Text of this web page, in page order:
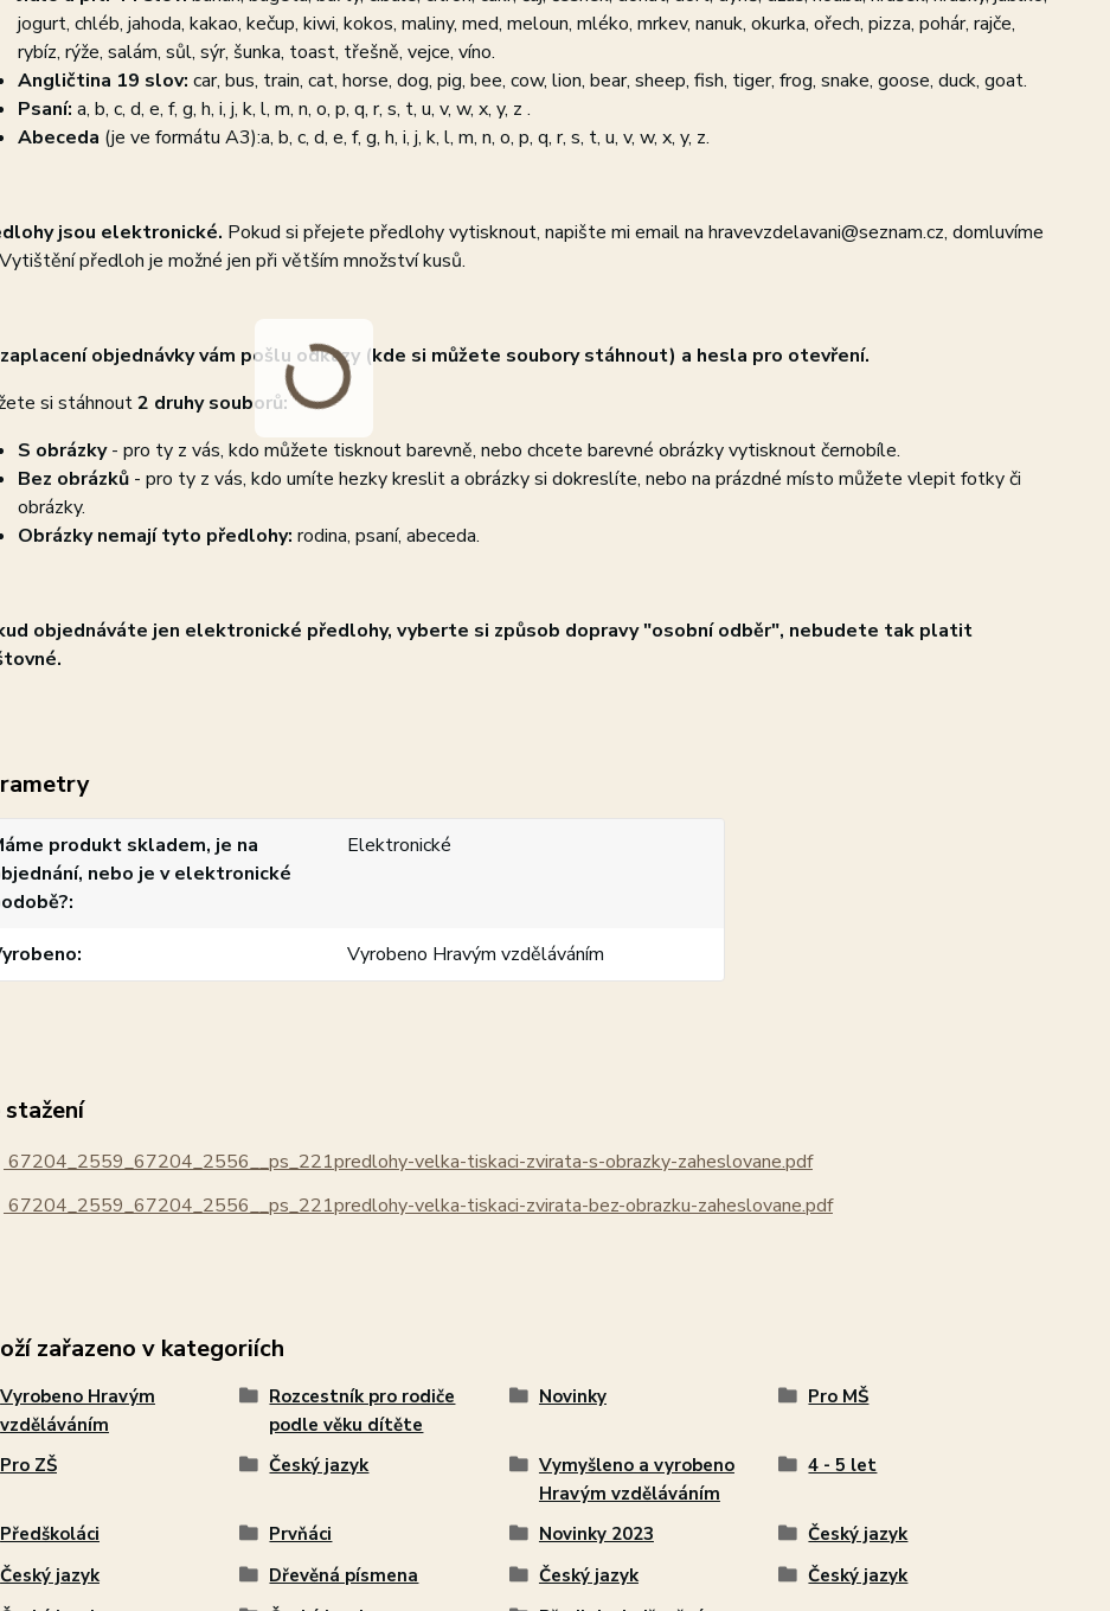
jogurt, chléb, jahoda, kakao, kečup, kiwi, kokos, maliny, med, meloun, mléko, mrkev, nanuk, okurka, ořech, pizza, pohár, rajče,
rybíz, rýže, salám, sůl, sýr, šunka, toast, třešně, vejce, víno.
Angličtina 19 slov: car, bus, train, cat, horse, dog, pig, bee, cow, lion, bear, sheep, fish, tiger, frog, snake, goose, duck, goat.
Psaní: a, b, c, d, e, f, g, h, i, j, k, l, m, n, o, p, q, r, s, t, u, v, w, x, y, z .
Abeceda (je ve formátu A3):a, b, c, d, e, f, g, h, i, j, k, l, m, n, o, p, q, r, s, t, u, v, w, x, y, z.
jsou elektronické. Pokud si přejete předlohy vytisknout, napište mi email na hravevzdelavani@seznam.cz, domluvíme
předloh je možné jen při větším množství kusů.
objednávky vám pošlu odkazy (kde si můžete soubory stáhnout) a hesla pro otevření.
si stáhnout2 druhy souborů:
S obrázky- pro ty z vás, kdo můžete tisknout barevně, nebo chcete barevné obrázky vytisknout černobíle.
Bez obrázků- pro ty z vás, kdo umíte hezky kreslit a obrázky si dokreslíte, nebo na prázdné místo můžete vlepit fotky či
obrázky.
Obrázky nemají tyto předlohy: rodina, psaní, abeceda.
objednáváte jen elektronické předlohy, vyberte si způsob dopravy "osobní odběr", nebudete tak platit
produkt skladem, je na
nebo je v elektronické
Elektronické
Vyrobeno Hravým vzděláváním
stažení
67204_2559_67204_2556__ps_221predlohy-velka-tiskaci-zvirata-s-obrazky-zaheslovane.pdf
67204_2559_67204_2556__ps_221predlohy-velka-tiskaci-zvirata-bez-obrazku-zaheslovane.pdf
zařazeno v kategoriích
Vyrobeno Hravým
vzděláváním
Rozcestník pro rodiče
podle věku dítěte
Novinky Pro MŠ
Pro ZŠ Český jazyk
Vymyšleno a vyrobeno
Hravým vzděláváním
4 - 5 let
Předškoláci Prvňáci Novinky 2023
Český jazyk
Český jazyk
Dřevěná písmena Český jazyk
Český jazyk